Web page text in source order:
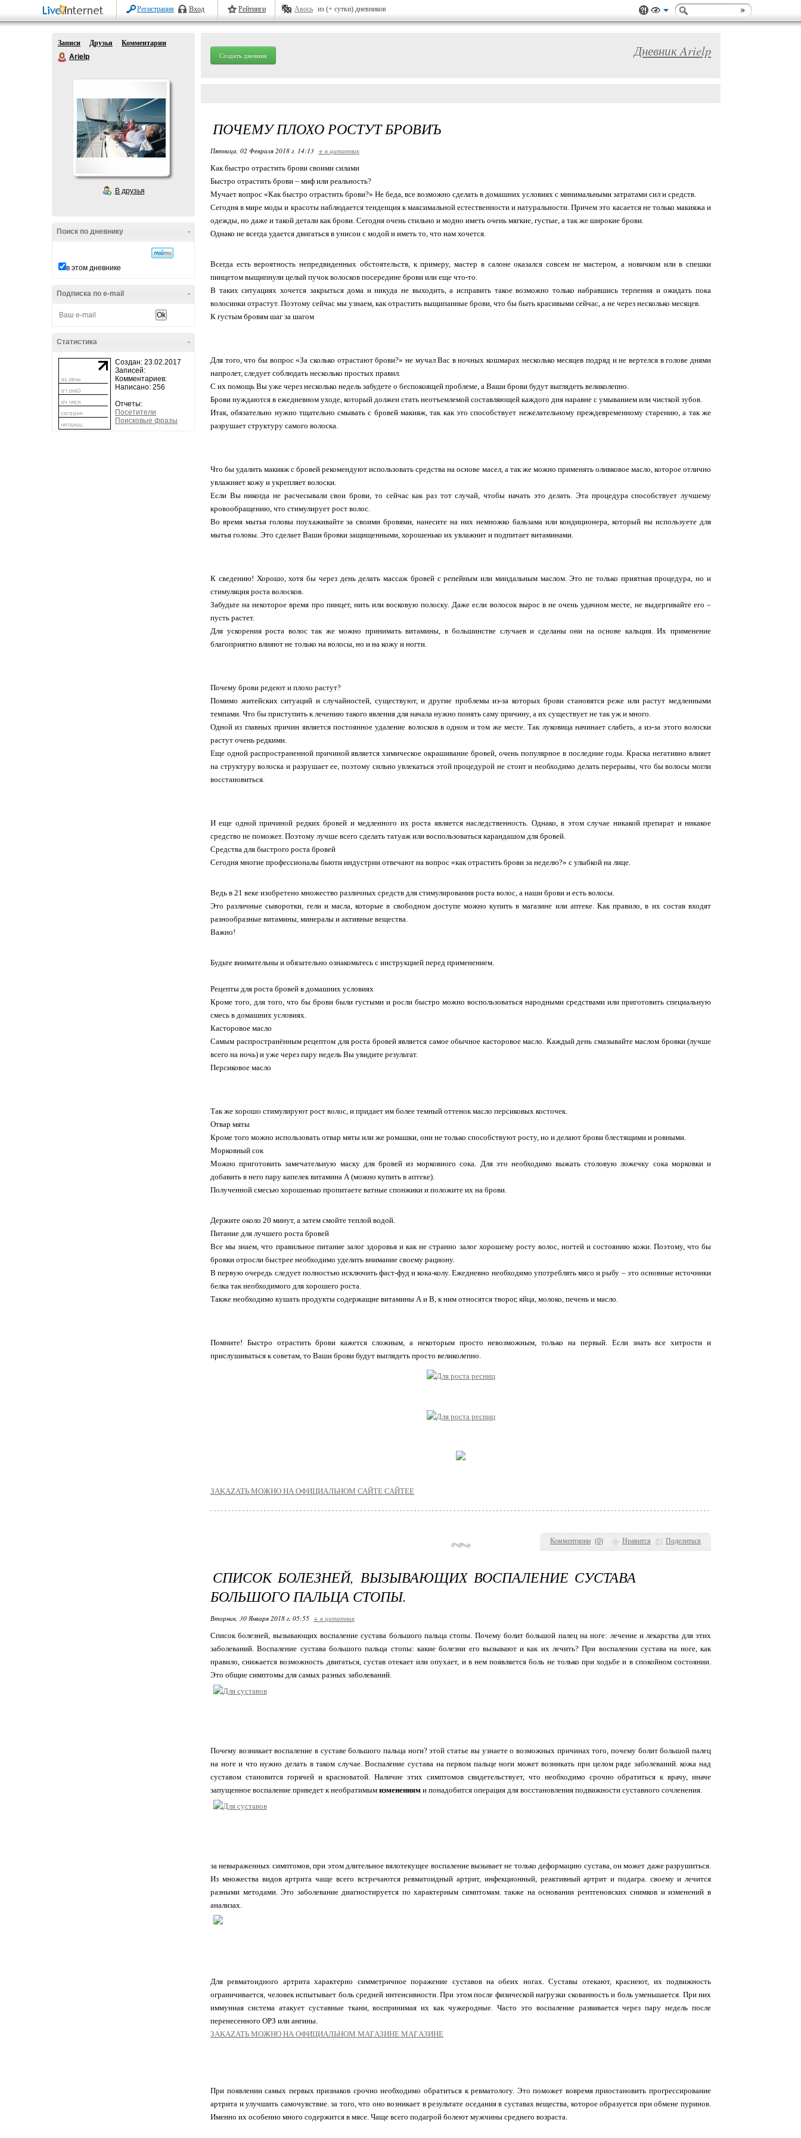
Регистрация Вход Рейтинги Авось из (+ сутки) дневников
Записи Друзья
Комментарии
Arielp
В друзья
-
Поиск по дневнику
в этом дневнике
-
Подписка по e-mail
-
Статистика
Создан: 23.02.2017
Записей:
Комментариев:
Написано: 256
Отчеты:
Посетители
Поисковые фразы
Создать дневник Дневник Arielp
Комментарии (0) Нравится Поделиться
ПОЧЕМУ ПЛОХО РОСТУТ БРОВИЪ
Пятница, 02 Февраля 2018 г. 14:13 + в цитатник
Как быстро отрастить брови своими силами
Быстро отрастить брови – миф или реальность?
Мучает вопрос «Как быстро отрастить брови?» Не беда, все возможно сделать в домашних условиях с минимальными затратами сил и средств.
Сегодня в мире моды и красоты наблюдается тенденция к максимальной естественности и натуральности. Причем это касается не только макияжа и
одежды, но даже и такой детали как брови. Сегодня очень стильно и модно иметь очень мягкие, густые, а так же широкие брови.
Однако не всегда удается двигаться в унисон с модой и иметь то, что нам хочется.
Всегда есть вероятность непредвиденных обстоятельств, к примеру, мастер в салоне оказался совсем не мастером, а новичком или в спешки
пинцетом выщипнули целый пучок волосков посередине брови или еще что-то.
В таких ситуациях хочется закрыться дома и никуда не выходить, а исправить такое возможно только набравшись терпения и ожидать пока
волосинки отрастут. Поэтому сейчас мы узнаем, как отрастить выщипанные брови, что бы быть красивыми сейчас, а не через несколько месяцев.
К густым бровям шаг за шагом
Для того, что бы вопрос «За сколько отрастают брови?» не мучал Вас в ночных кошмарах несколько месяцев подряд и не вертелся в голове днями
напролет, следует соблюдать несколько простых правил.
С их помощь Вы уже через несколько недель забудете о беспокоящей проблеме, а Ваши брови будут выглядеть великолепно.
Брови нуждаются в ежедневном уходе, который должен стать неотъемлемой составляющей каждого дня наравне с умыванием или чисткой зубов.
Итак, обязательно нужно тщательно смывать с бровей макияж, так как это способствует нежелательному преждевременному старению, а так же
разрушает структуру самого волоска.
Что бы удалить макияж с бровей рекомендуют использовать средства на основе масел, а так же можно применять оливковое масло, которое отлично
увлажняет кожу и укрепляет волоски.
Если Вы никогда не расчесывали свои брови, то сейчас как раз тот случай, чтобы начать это делать. Эта процедура способствует лучшему
кровообращению, что стимулирует рост волос.
Во время мытья головы поухаживайте за своими бровями, нанесите на них немножко бальзама или кондиционера, который вы используете для
мытья головы. Это сделает Ваши бровки защищенными, хорошенько их увлажнит и подпитает витаминами.
К сведению! Хорошо, хотя бы через день делать массаж бровей с репейным или миндальным маслом. Это не только приятная процедура, но и
стимуляция роста волосков.
Забудьте на некоторое время про пинцет, нить или восковую полоску. Даже если волосок вырос в не очень удачном месте, не выдергивайте его –
пусть растет.
Для ускорения роста волос так же можно принимать витамины, в большинстве случаев и сделаны они на основе кальция. Их применение
благоприятно влияют не только на волосы, но и на кожу и ногти.
Почему брови редеют и плохо растут?
Помимо житейских ситуаций и случайностей, существуют, и другие проблемы из-за которых брови становятся реже или растут медленными
темпами. Что бы приступить к лечению такого явления для начала нужно понять саму причину, а их существует не так уж и много.
Одной из главных причин является постоянное удаление волосков в одном и том же месте. Так луковица начинает слабеть, а из-за этого волоски
растут очень редкими.
Еще одной распространенной причиной является химическое окрашивание бровей, очень популярное в последние годы. Краска негативно влияет
на структуру волоска и разрушает ее, поэтому сильно увлекаться этой процедурой не стоит и необходимо делать перерывы, что бы волосы могли
восстановиться.
И еще одной причиной редких бровей и медленного их роста является наследственность. Однако, в этом случае никакой препарат и никакое
средство не поможет. Поэтому лучше всего сделать татуаж или воспользоваться карандашом для бровей.
Средства для быстрого роста бровей
Сегодня многие профессионалы бьюти индустрии отвечают на вопрос «как отрастить брови за неделю?» с улыбкой на лице.
Ведь в 21 веке изобретено множество различных средств для стимулирования роста волос, а наши брови и есть волосы.
Это различные сыворотки, гели и масла, которые в свободном доступе можно купить в магазине или аптеке. Как правило, в их состав входят
разнообразные витамины, минералы и активные вещества.
Важно!
Будьте внимательны и обязательно ознакомьтесь с инструкцией перед применением.
Рецепты для роста бровей в домашних условиях
Кроме того, для того, что бы брови были густыми и росли быстро можно воспользоваться народными средствами или приготовить специальную
смесь в домашних условиях.
Касторовое масло
Самым распространённым рецептом для роста бровей является самое обычное касторовое масло. Каждый день смазывайте маслом бровки (лучше
всего на ночь) и уже через пару недель Вы увидите результат.
Персиковое масло
Так же хорошо стимулируют рост волос, и придает им более темный оттенок масло персиковых косточек.
Отвар мяты
Кроме того можно использовать отвар мяты или же ромашки, они не только способствуют росту, но и делают брови блестящими и ровными.
Морковный сок
Можно приготовить замечательную маску для бровей из морковного сока. Для это необходимо выжать столовую ложечку сока морковки и
добавить в него пару капелек витамина А (можно купить в аптеке).
Полученной смесью хорошенько пропитаете ватные спонжики и положите их на брови.
Держите около 20 минут, а затем смойте теплой водой.
Питание для лучшего роста бровей
Все мы знаем, что правильное питание залог здоровья и как не странно залог хорошему росту волос, ногтей и состоянию кожи. Поэтому, что бы
бровки отросли быстрее необходимо уделить внимание своему рациону.
В первую очередь следует полностью исключить фаст-фуд и кока-колу. Ежедневно необходимо употреблять мясо и рыбу – это основные источники
белка так необходимого для хорошего роста.
Также необходимо кушать продукты содержащие витамины А и В, к ним относятся творог, яйца, молоко, печень и масло.
Помните! Быстро отрастить брови кажется сложным, а некоторым просто невозможным, только на первый. Если знать все хитрости и
прислушиваться к советам, то Ваши брови будут выглядеть просто великолепно.
ЗАKAZATЬ MОЖНО НА ОФИЦИАЛЬНОM САЙТЕ САЙТEE
СПИСОК БОЛЕЗНЕЙ, ВЫЗЫВАЮЩИХ ВОСПАЛЕНИЕ СУСТАВА
БОЛЬШОГО ПАЛЬЦА СТОПЫ.
Вторник, 30 Января 2018 г. 05:55 + в цитатник
Список болезней, вызывающих воспаление сустава большого пальца стопы. Почему болит большой палец на ноге: лечение и лекарства для этих
заболеваний. Воспаление сустава большого пальца стопы: какие болезни его вызывают и как их лечить? При воспалении сустава на ноге, как
правило, снижается возможность двигаться, сустав отекает или опухает, и в нем появляется боль не только при ходьбе и в спокойном состоянии.
Это общие симптомы для самых разных заболеваний.
Почему возникает воспаление в суставе большого пальца ноги? этой статье вы узнаете о возможных причинах того, почему болит большой палец
на ноге и что нужно делать в таком случае. Воспаление сустава на первом пальце ноги может возникать при целом ряде заболеваний. кожа над
суставом становится горячей и красноватой. Наличие этих симптомов свидетельствует, что необходимо срочно обратиться к врачу, иначе
запущенное воспаление приведет к необратимым изменениям и понадобится операция для восстановления подвижности суставного сочленения.
за невыраженных симптомов, при этом длительное вялотекущее воспаление вызывает не только деформацию сустава, он может даже разрушиться.
Из множества видов артрита чаще всего встречаются ревматоидный артрит, инфекционный, реактивный артрит и подагра. своему и лечится
разными методами. Это заболевание диагностируется по характерным симптомам. также на основании рентгеновских снимков и изменений в
анализах.
Для ревматоидного артрита характерно симметричное поражение суставов на обеих ногах. Суставы отекают, краснеют, их подвижность
ограничивается, человек испытывает боль средней интенсивности. При этом после физической нагрузки скованность и боль уменьшается. При них
иммунная система атакует суставные ткани, воспринимая их как чужеродные. Часто это воспаление развивается через пару недель после
перенесенного ОРЗ или ангины.
ЗАKAZATЬ МOЖНО НА ОФИЦИАЛЬНOM МАГАЗИНЕ МAГAЗИНЕ
При появлении самых первых признаков срочно необходимо обратиться к ревматологу. Это поможет вовремя приостановить прогрессирование
артрита и улучшить самочувствие. за того, что оно возникает в результате оседания в суставах вещества, которое образуется при обмене пуринов.
Именно их особенно много содержится в мясе. Чаще всего подагрой болеют мужчины среднего возраста.